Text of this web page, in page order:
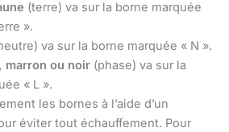
(terre) va sur la borne marquée
».
va sur la borne marquée « N ».
marron ou noir(phase) va sur la
« L ».
les bornes à l’aide d’un
éviter tout échauffement. Pour